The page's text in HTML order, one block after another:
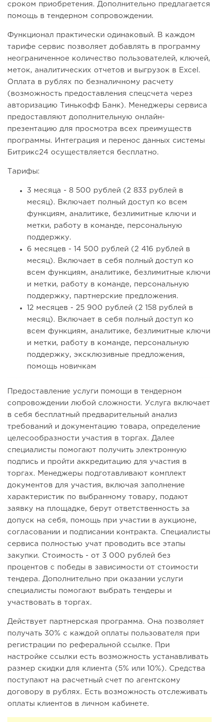
сроком приобретения. Дополнительно предлагается
помощь в тендерном сопровождении.
Функционал практически одинаковый. В каждом
тарифе сервис позволяет добавлять в программу
неограниченное количество пользователей, ключей,
меток, аналитических отчетов и выгрузок в Excel.
Оплата в рублях по безналичному расчету
(возможность предоставления спецсчета через
авторизацию Тинькофф Банк). Менеджеры сервиса
предоставляют дополнительную онлайн-
презентацию для просмотра всех преимуществ
программы. Интеграция и перенос данных системы
Битрикс24 осуществляется бесплатно.
Тарифы:
3 месяца - 8 500 рублей (2 833 рублей в
месяц). Включает полный доступ ко всем
функциям, аналитике, безлимитные ключи и
метки, работу в команде, персональную
поддержку.
6 месяцев - 14 500 рублей (2 416 рублей в
месяц). Включает в себя полный доступ ко
всем функциям, аналитике, безлимитные ключи
и метки, работу в команде, персональную
поддержку, партнерские предложения.
12 месяцев - 25 900 рублей (2 158 рублей в
месяц). Включает в себя полный доступ ко
всем функциям, аналитике, безлимитные ключи
и метки, работу в команде, персональную
поддержку, эксклюзивные предложения,
помощь новичкам
Предоставление услуги помощи в тендерном
сопровождении любой сложности. Услуга включает
в себя бесплатный предварительный анализ
требований и документацию товара, определение
целесообразности участия в торгах. Далее
специалисты помогают получить электронную
подпись и пройти аккредитацию для участия в
торгах. Менеджеры подготавливают комплект
документов для участия, включая заполнение
характеристик по выбранному товару, подают
заявку на площадке, берут ответственность за
допуск на себя, помощь при участии в аукционе,
согласовании и подписании контракта. Специалисты
сервиса полностью учат проводить все этапы
закупки. Стоимость - от 3 000 рублей без
процентов с победы в зависимости от стоимости
тендера. Дополнительно при оказании услуги
специалисты помогают выбрать тендеры и
участвовать в торгах.
Действует партнерская программа. Она позволяет
получать 30% с каждой оплаты пользователя при
регистрации по реферальной ссылке. При
настройке ссылки есть возможность устанавливать
размер скидки для клиента (5% или 10%). Средства
поступают на расчетный счет по агентскому
договору в рублях. Есть возможность отслеживать
оплаты клиентов в личном кабинете.